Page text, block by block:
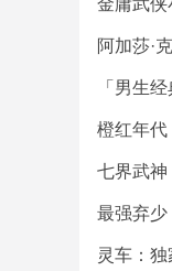
金庸武侠
阿加莎·
「男生
橙红年代
七界武神
最强弃少
灵车：